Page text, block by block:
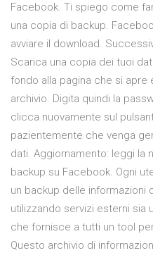
Facebook. Ti spiego come
una copia di backup.
avviare il download.
Scarica una copia dei tuoi
fondo alla pagina che si apre
archivio. Digita quindi la
clicca nuovamente sul
pazientemente che venga
dati. Aggiornamento: leggi la
backup su Facebook. Ogni
un backup delle informazioni
utilizzando servizi esterni sia
che fornisce a tutti un tool
Questo archivio di